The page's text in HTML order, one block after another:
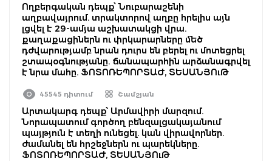
Ողբերգական դեպք՝ Նուբարաշենի
աղբավայրում. տրակտորով աղբը հրելիս այն
լցվել է 29-ամյա աշխատակցի վրա.
քաղաքացիներն ու փրկարարները մեծ
դժվարությամբ նրան դուրս են բերել ու մոտեցրել
շտապօգնությանը. ճանապարհին արձանագրվել
է նրա մահը. ՖՈՏՈՌԵՊՈՐՏԱԺ, ՏԵՍԱՆՅՈւԹ
45545 դիտում Շամշյան
Արտակարգ դեպք՝ Արմավիրի մարզում.
Նորապատում գործող բենզալցակայանում
պայթյուն է տեղի ունեցել. կան վիրավորներ.
ժամանել են հրշեջներն ու պարեկները.
ՖՈՏՈՌԵՊՈՐՏԱԺ, ՏԵՍԱՆՅՈւԹ